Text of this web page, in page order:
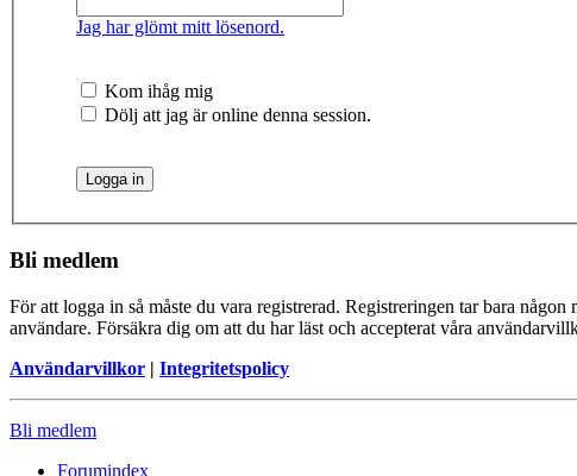
Jag har glömt mitt lösenord.
Kom ihåg mig
Dölj att jag är online denna session.
Bli medlem
För att logga in så måste du vara registrerad. Registreringen tar bara
användare. Försäkra dig om att du har läst och accepterat våra
Användarvillkor | Integritetspolicy
Bli medlem
Forumindex